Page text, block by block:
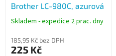
Brother LC-980C, azurová
Skladem - expedice 2 prac. dny
185,95 Kč bez DPH
225 Kč